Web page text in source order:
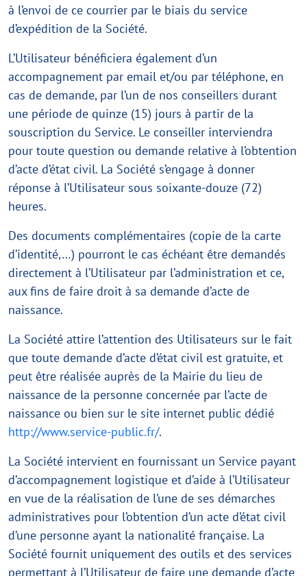
à l’envoi de ce courrier par le biais du service
d’expédition de la Société.
L’Utilisateur bénéficiera également d’un
accompagnement par email et/ou par téléphone, en
cas de demande, par l’un de nos conseillers durant
une période de quinze (15) jours à partir de la
souscription du Service. Le conseiller interviendra
pour toute question ou demande relative à l’obtention
d’acte d’état civil. La Société s’engage à donner
réponse à l’Utilisateur sous soixante-douze (72)
heures.
Des documents complémentaires (copie de la carte
d’identité,…) pourront le cas échéant être demandés
directement à l’Utilisateur par l’administration et ce,
aux fins de faire droit à sa demande d’acte de
naissance.
La Société attire l’attention des Utilisateurs sur le fait
que toute demande d’acte d’état civil est gratuite, et
peut être réalisée auprès de la Mairie du lieu de
naissance de la personne concernée par l’acte de
naissance ou bien sur le site internet public dédié
http://www.service-public.fr/.
La Société intervient en fournissant un Service payant
d’accompagnement logistique et d’aide à l’Utilisateur
en vue de la réalisation de l’une de ses démarches
administratives pour l’obtention d’un acte d’état civil
d’une personne ayant la nationalité française. La
Société fournit uniquement des outils et des services
permettant à l’Utilisateur de faire une demande d’acte